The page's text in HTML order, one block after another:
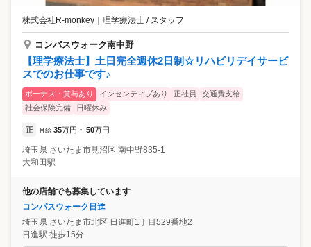
株式会社R-monkey ｜ 理学療法士 / スタッフ
コンパスウォーク南中野
【理学療法士】土日完全週休2日制☆リハビリデイサービ
スでのお仕事です♪
ボーナス・賞与あり インセンティブあり 正社員
交通費支給
社会保険完備
日曜休み
正 月給 35万円 ~ 50万円
埼玉県 さいたま市見沼区 南中野835‐1
大和田駅
他の店舗でも募集しています
コンパスウォーク日進
埼玉県 さいたま市北区 日進町1丁目529番地2
日進駅 徒歩15分